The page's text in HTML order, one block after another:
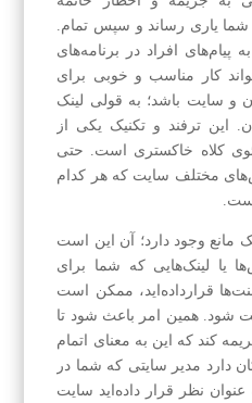
شما یاری رساند و سپس تمام.
افراد در برنامه‌های
کار مناسب و خوبی برای
و سایت باشد؛ به قولی لینک
این ترفند و تکنیک یکی از
کلاه خاکستری است. حتی
مختلف سایت که هر کدام
وجود دارد؛ آن این است
یا لینک‌هایی که شما برای
قرارداده‌اید، ممکن است
شود. همین امر باعث شود تا
کند که این به معنای اتمام
دارد مدیر سایتی که شما در
نظر قرار داده‌اید سایت